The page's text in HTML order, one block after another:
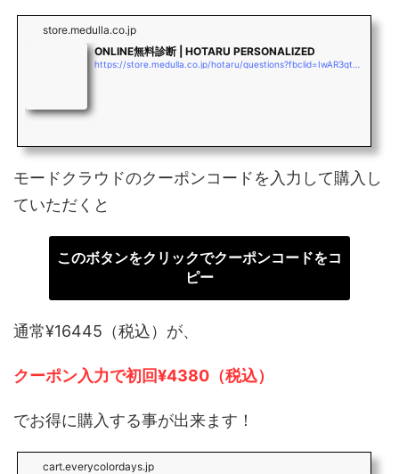
store.medulla.co.jp
ONLINE無料診断 | HOTARU PERSONALIZED
モードクラウドのクーポンコードを入力して購入し
ていただくと
このボタンをクリックでクーポンコードをコ
ピー
通常¥16445（税込）が、
クーポン入力で初回¥4380（税込）
でお得に購入する事が出来ます！
cart.everycolordays.jp